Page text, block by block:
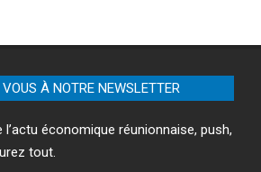
À NOTRE NEWSLETTER
économique réunionnaise, push,
tout.